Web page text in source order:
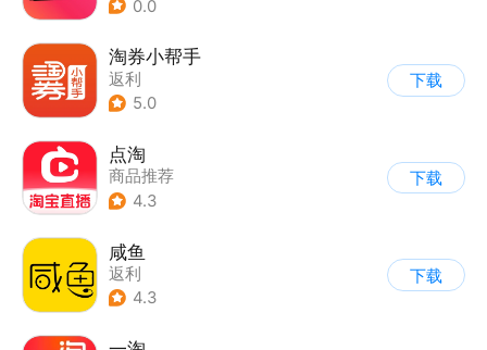
0.0
淘券小帮手
返利
5.0
下载
点淘
商品推荐
4.3
下载
咸鱼
返利
4.3
下载